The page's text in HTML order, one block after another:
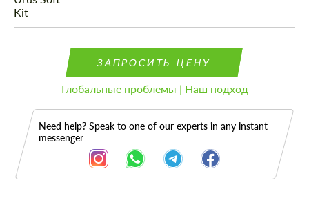
ЗАПРОСИТЬ ЦЕНУ
Глобальные проблемы | Наш подход
Need help? Speak to one of our experts in any instant
messenger